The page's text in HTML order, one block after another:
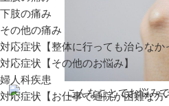
下肢の痛み
その他の痛み
対応症状【整体に行っても治らなか
対応症状【その他のお悩み】
婦人科疾患
対応症状【お仕事で通院が困難な方